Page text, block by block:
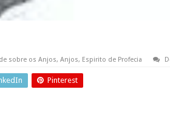
sobre os Anjos, Anjos, Espirito de Profecia
Pinterest